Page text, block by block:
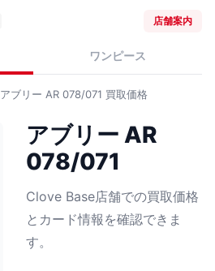
店舗案内
ワンピース
アブリー AR 078/071 買取価格
アブリー AR
078/071
Clove Base店舗での買取価格
とカード情報を確認できま
す。